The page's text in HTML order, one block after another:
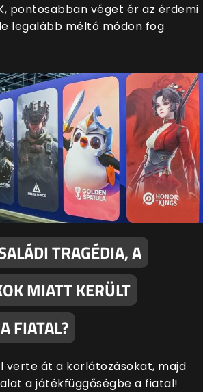
pontosabban véget ér az érdemi
legalább méltó módon fog
TRAGÉDIA, A
MIATT KERÜLT
FIATAL?
verte át a korlátozásokat, majd
a játékfüggőségbe a fiatal!